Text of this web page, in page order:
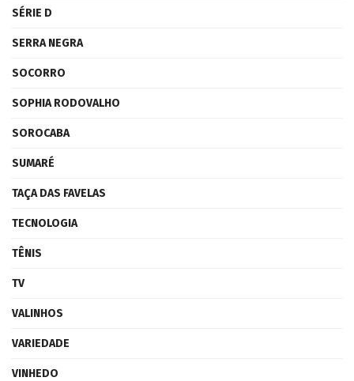
SÉRIE D
SERRA NEGRA
SOCORRO
SOPHIA RODOVALHO
SOROCABA
SUMARÉ
TAÇA DAS FAVELAS
TECNOLOGIA
TÊNIS
TV
VALINHOS
VARIEDADE
VINHEDO